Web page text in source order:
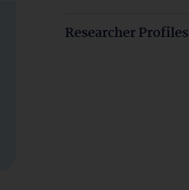
Researcher Profiles